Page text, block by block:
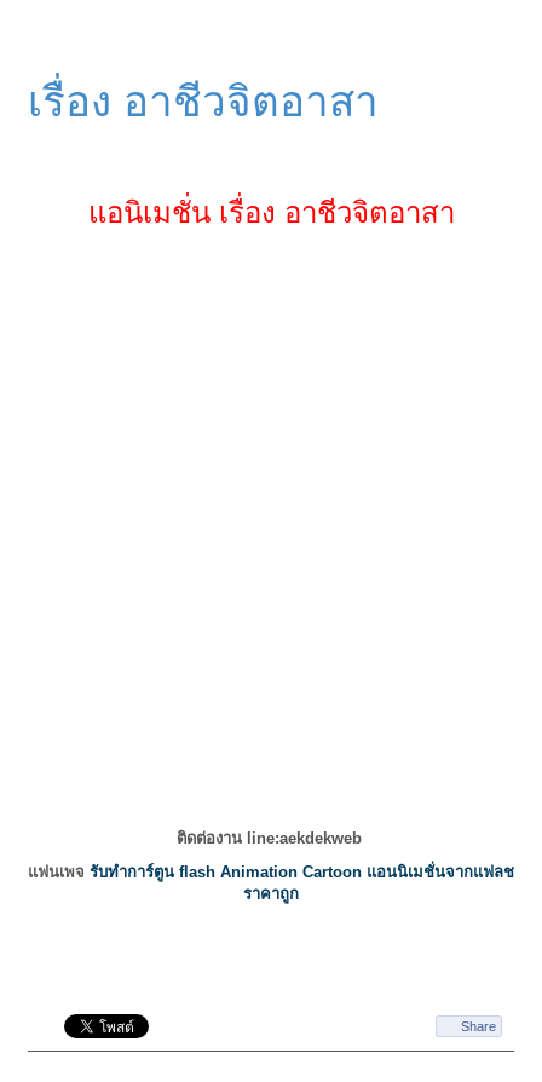
เรื่อง อาชีวจิตอาสา
แอนิเมชั่น เรื่อง อาชีวจิตอาสา
ติดต่องาน line:aekdekweb
แฟนเพจ รับทำการ์ตูน flash Animation Cartoon แอนนิเมชั่นจากแฟลช
ราคาถูก
Share